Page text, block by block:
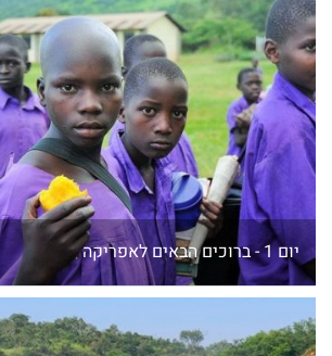
יום 1 - ברוכים הבאים לאפריקה